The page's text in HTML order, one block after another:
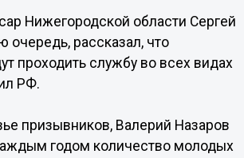
Нижегородской области Сергей
очередь, рассказал, что
проходить службу во всех видах
РФ.
призывников, Валерий Назаров
годом количество молодых